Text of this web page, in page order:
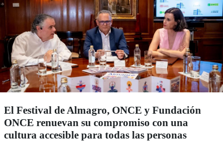
El Festival de Almagro, ONCE y Fundación
ONCE renuevan su compromiso con una
cultura accesible para todas las personas